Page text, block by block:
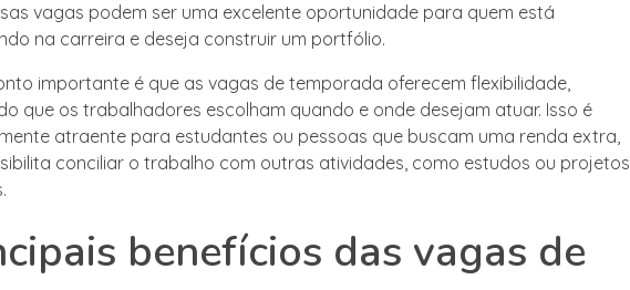
vagas podem ser uma excelente oportunidade para quem está
na carreira e deseja construir um portfólio.
importante é que as vagas de temporada oferecem flexibilidade,
que os trabalhadores escolham quando e onde desejam atuar. Isso é
atraente para estudantes ou pessoas que buscam uma renda extra,
conciliar o trabalho com outras atividades, como estudos ou projetos
benefícios das vagas de